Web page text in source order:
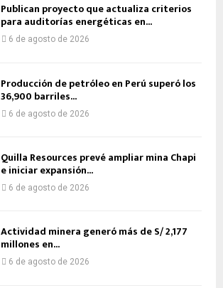
Publican proyecto que actualiza criterios
para auditorías energéticas en...
6 de agosto de 2026
Producción de petróleo en Perú superó los
36,900 barriles...
6 de agosto de 2026
Quilla Resources prevé ampliar mina Chapi
e iniciar expansión...
6 de agosto de 2026
Actividad minera generó más de S/ 2,177
millones en...
6 de agosto de 2026